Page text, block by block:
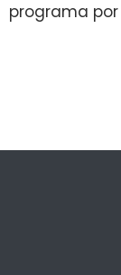
programa